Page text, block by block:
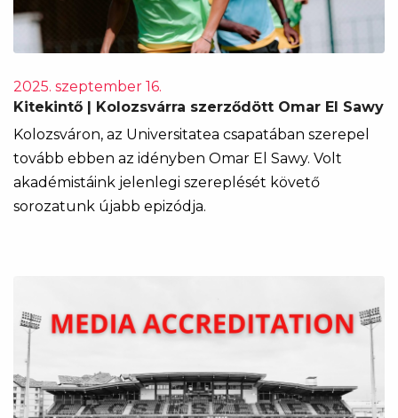
2025. szeptember 16.
Kitekintő | Kolozsvárra szerződött Omar El Sawy
Kolozsváron, az Universitatea csapatában szerepel
tovább ebben az idényben Omar El Sawy. Volt
akadémistáink jelenlegi szereplését követő
sorozatunk újabb epizódja.